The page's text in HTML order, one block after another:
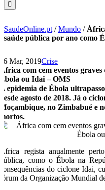
SaudeOnline.pt /Mundo /
saúde pública por ano como
26 Mar, 2019Crise
África com cem eventos
Ébola ou Idai – OMS
A epidemia de Ébola
desde agosto de 2018. Já o
Moçambique, no Zimbabué e
mortos.
África regista anualmente
pública, como o Ébola na
consequências do ciclone Idai,
fórum da Organização Mundial